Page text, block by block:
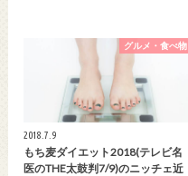
グルメ・食べ物
2018.7.9
もち麦ダイエット2018(テレビ名
医のTHE太鼓判7/9)のニッチェ近